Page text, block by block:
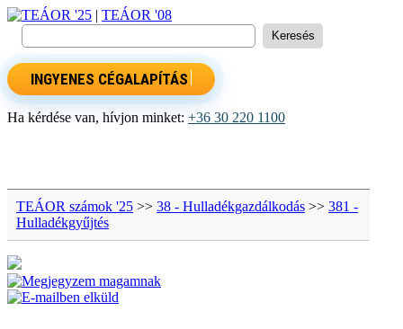
TEÁOR '25 | TEÁOR '08
INGYENES CÉGALAPÍTÁS
Ha kérdése van, hívjon minket: +36 30 220 1100
TEÁOR számok '25 >> 38 - Hulladékgazdálkodás >> 381 -
Hulladékgyűjtés